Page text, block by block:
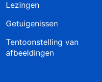
Lezingen
Getuigenissen
Tentoonstelling van
afbeeldingen